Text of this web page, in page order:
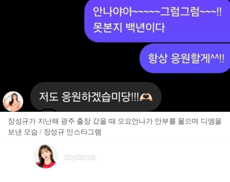
장성규가 지난해 광주 출장 갔을 때 오요안나가 안부를 물으며 디엠을
보낸 모습 / 장성규 인스타그램